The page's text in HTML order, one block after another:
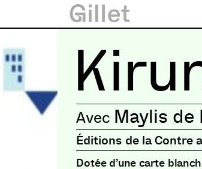
Maylis de
Éditions de la Contre
Dotée d’une carte